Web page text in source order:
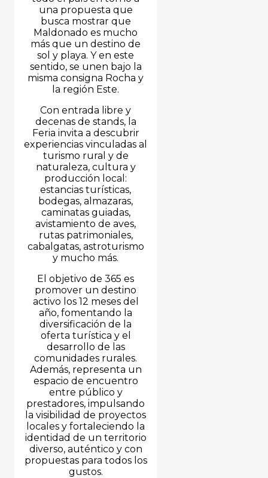
una propuesta que
busca mostrar que
Maldonado es mucho
más que un destino de
sol y playa. Y en este
sentido, se unen bajo la
misma consigna Rocha y
la región Este.
Con entrada libre y
decenas de stands, la
Feria invita a descubrir
experiencias vinculadas al
turismo rural y de
naturaleza, cultura y
producción local:
estancias turísticas,
bodegas, almazaras,
caminatas guiadas,
avistamiento de aves,
rutas patrimoniales,
cabalgatas, astroturismo
y mucho más.
El objetivo de 365 es
promover un destino
activo los 12 meses del
año, fomentando la
diversificación de la
oferta turística y el
desarrollo de las
comunidades rurales.
Además, representa un
espacio de encuentro
entre público y
prestadores, impulsando
la visibilidad de proyectos
locales y fortaleciendo la
identidad de un territorio
diverso, auténtico y con
propuestas para todos los
gustos.